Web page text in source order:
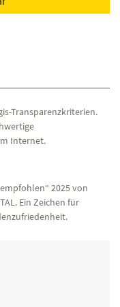
medizinischen
gesundheitlichen
Alltag besser
unser
zu
Transparenzkriterien.
Internet.
2025 von
Ein Zeichen für